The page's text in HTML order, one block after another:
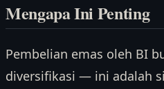
Mengapa Ini Penting
Pembelian emas oleh BI
diversifikasi — ini adalah